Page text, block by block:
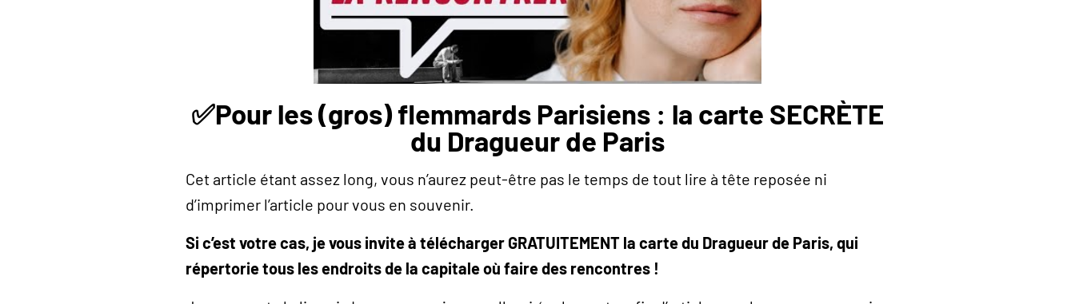
✅Pour les (gros) flemmards Parisiens : la carte SECRÈTE
du Dragueur de Paris
Cet article étant assez long, vous n’aurez peut-être pas le temps de tout lire à tête reposée ni
d’imprimer l’article pour vous en souvenir.
Si c’est votre cas, je vous invite à télécharger GRATUITEMENT la carte du Dragueur de Paris, qui
répertorie tous les endroits de la capitale où faire des rencontres !